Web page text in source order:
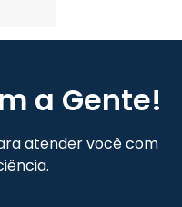
a Gente!
atender você com